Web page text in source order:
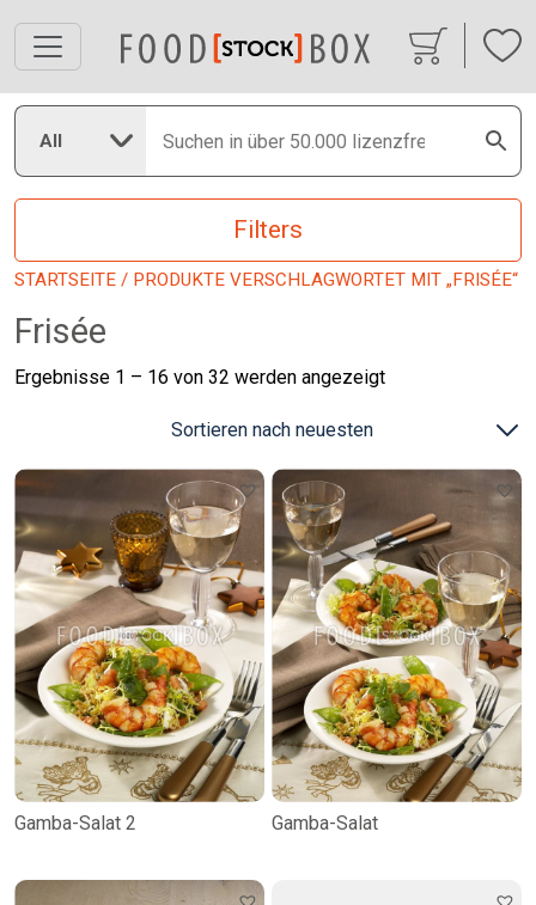
All
Filters
STARTSEITE / PRODUKTE VERSCHLAGWORTET MIT „FRISÉE“
Frisée
Ergebnisse 1 – 16 von 32 werden angezeigtNach
Gamba-Salat 2 Gamba-Salat